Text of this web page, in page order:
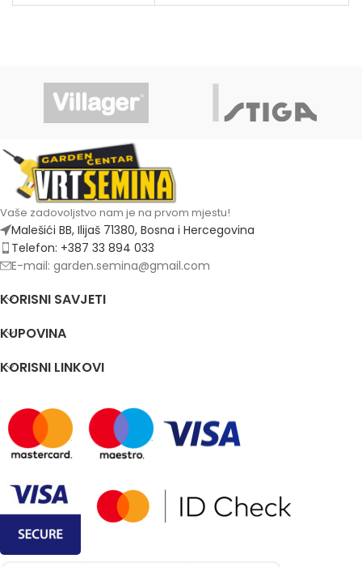
Vaše zadovoljstvo nam je na prvom mjestu!
Malešići BB, Ilijaš 71380, Bosna i Hercegovina
Telefon: +387 33 894 033
E-mail: garden.semina@gmail.com
KORISNI SAVJETI
KUPOVINA
KORISNI LINKOVI